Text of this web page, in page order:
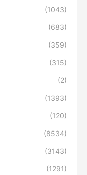
(1043)
(683)
(359)
(315)
(2)
(1393)
(120)
(8534)
(3143)
(1291)